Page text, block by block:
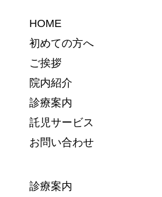
HOME
初めての方へ
ご挨拶
院内紹介
診療案内
託児サービス
お問い合わせ
診療案内